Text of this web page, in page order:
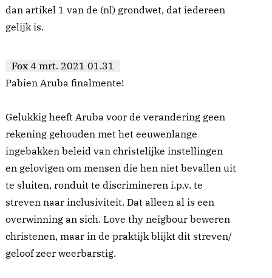
dan artikel 1 van de (nl) grondwet, dat iedereen
gelijk is.
Fox 4 mrt. 2021 01.31
Pabien Aruba finalmente!
Gelukkig heeft Aruba voor de verandering geen
rekening gehouden met het eeuwenlange
ingebakken beleid van christelijke instellingen
en gelovigen om mensen die hen niet bevallen uit
te sluiten, ronduit te discrimineren i.p.v. te
streven naar inclusiviteit. Dat alleen al is een
overwinning an sich. Love thy neigbour beweren
christenen, maar in de praktijk blijkt dit streven/
geloof zeer weerbarstig.